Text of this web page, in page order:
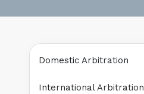
Domestic Arbitration
International Arbitration